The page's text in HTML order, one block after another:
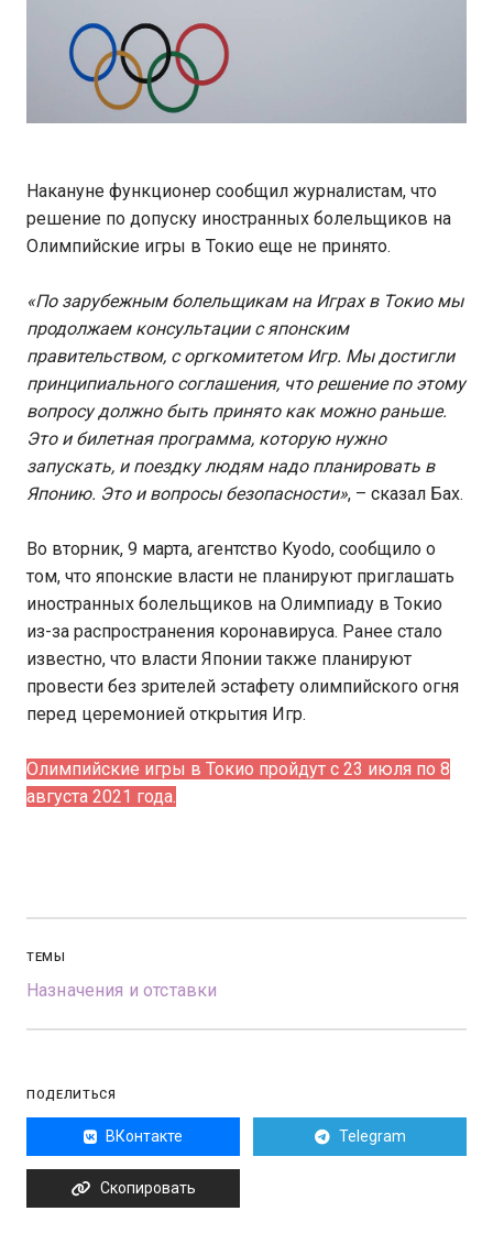
Накануне функционер сообщил журналистам, что
решение по допуску иностранных болельщиков на
Олимпийские игры в Токио еще не принято.
«По зарубежным болельщикам на Играх в Токио мы
продолжаем консультации с японским
правительством, с оргкомитетом Игр. Мы достигли
принципиального соглашения, что решение по этому
вопросу должно быть принято как можно раньше.
Это и билетная программа, которую нужно
запускать, и поездку людям надо планировать в
Японию. Это и вопросы безопасности», – сказал Бах.
Во вторник, 9 марта, агентство Kyodo, сообщило о
том, что японские власти не планируют приглашать
иностранных болельщиков на Олимпиаду в Токио
из-за распространения коронавируса. Ранее стало
известно, что власти Японии также планируют
провести без зрителей эстафету олимпийского огня
перед церемонией открытия Игр.
Олимпийские игры в Токио пройдут с 23 июля по 8
августа 2021 года.
ТЕМЫ
Назначения и отставки
ПОДЕЛИТЬСЯ
ВКонтакте Telegram
Скопировать